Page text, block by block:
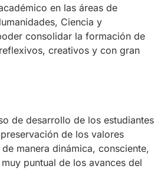
en las áreas de
Ciencia y
consolidar la formación de
creativos y con gran
de desarrollo de los estudiantes
de los valores
manera dinámica, consciente,
puntual de los avances del